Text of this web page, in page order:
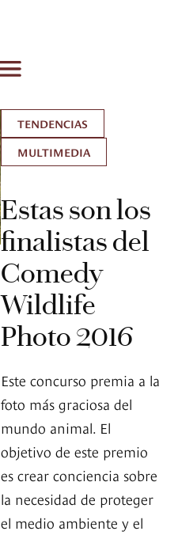
TENDENCIAS
MULTIMEDIA
Estas son los
finalistas del
Comedy
Wildlife
Photo 2016
Este concurso premia a la
foto más graciosa del
mundo animal. El
objetivo de este premio
es crear conciencia sobre
la necesidad de proteger
el medio ambiente y el